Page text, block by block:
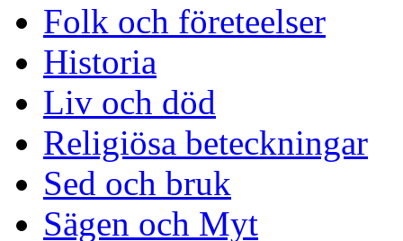
Folk och företeelser
Historia
Liv och död
Religiösa beteckningar
Sed och bruk
Sägen och Myt